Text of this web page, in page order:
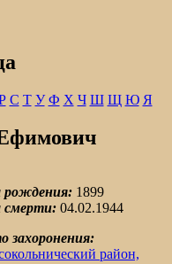
С Т У Ф Х Ч Ш Щ Ю Я
рождения: 1899
смерти: 04.02.1944
захоронения:
район,